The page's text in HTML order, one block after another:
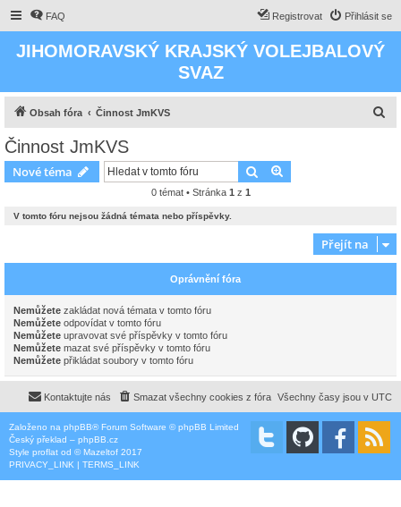
FAQ Přihlásit se
Registrovat
JIHOMORAVSKÝ KRAJSKÝ VOLEJBALOVÝ
SVAZ
Obsah fóra Činnost JmKVS
Činnost JmKVS
Nové téma Hledat
0 témat • Stránka 1 z 1
V tomto fóru nejsou žádná témata nebo příspěvky.
Přejít na
Oprávnění fóra
Nemůžete zakládat nová témata v tomto fóru
Nemůžete odpovídat v tomto fóru
Nemůžete upravovat své příspěvky v tomto fóru
Nemůžete mazat své příspěvky v tomto fóru
Nemůžete přikládat soubory v tomto fóru
Všechny časy jsou v UTC
Smazat všechny cookies z fóra
Kontaktujte nás
Založeno na phpBB® Forum Software © phpBB Limited
Český překlad – phpBB.cz
Style proflat od ©Mazeltof 2017
PRIVACY_LINK | TERMS_LINK